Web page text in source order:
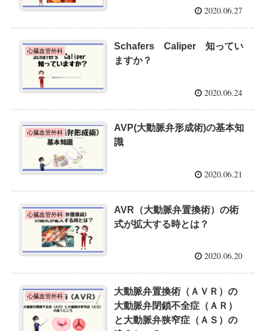
2020.06.27
心臓血管外科
Schafers Caliper 知ってい
ますか？
2020.06.24
心臓血管外科
AVP(大動脈弁形成術)の基本知
識
2020.06.21
心臓血管外科
AVR（大動脈弁置換術）の術
式が拡大する時とは？
2020.06.20
心臓血管外科
大動脈弁置換術（ＡＶＲ）の
大動脈弁閉鎖不全症（ＡＲ）
と大動脈弁狭窄症（ＡＳ）の